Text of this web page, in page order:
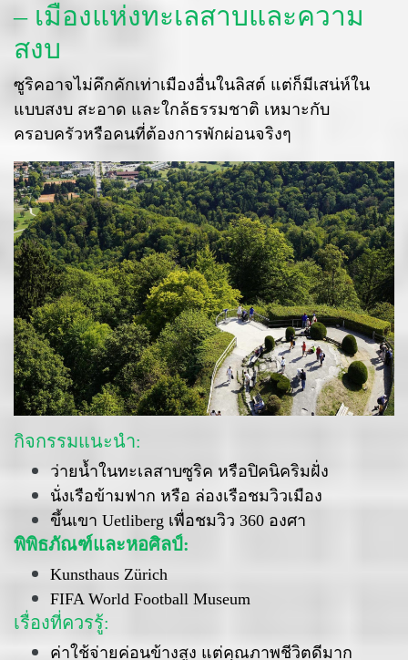
– เมืองแห่งทะเลสาบและความ
สงบ
ซูริคอาจไม่คึกคักเท่าเมืองอื่นในลิสต์ แต่ก็มีเสน่ห์ใน
แบบสงบ สะอาด และใกล้ธรรมชาติ เหมาะกับ
ครอบครัวหรือคนที่ต้องการพักผ่อนจริงๆ
กิจกรรมแนะนำ:
ว่ายน้ำในทะเลสาบซูริค หรือปิคนิคริมฝั่ง
นั่งเรือข้ามฟาก หรือ ล่องเรือชมวิวเมือง
ขึ้นเขา Uetliberg เพื่อชมวิว 360 องศา
พิพิธภัณฑ์และหอศิลป์:
Kunsthaus Zürich
FIFA World Football Museum
เรื่องที่ควรรู้:
ค่าใช้จ่ายค่อนข้างสูง แต่คุณภาพชีวิตดีมาก